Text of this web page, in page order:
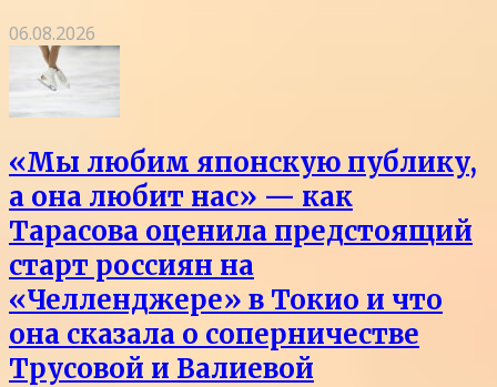
06.08.2026
«Мы любим японскую публику,
а она любит нас» — как
Тарасова оценила предстоящий
старт россиян на
«Челленджере» в Токио и что
она сказала о соперничестве
Трусовой и Валиевой